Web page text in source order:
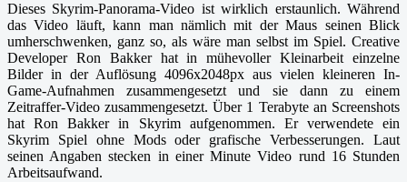
Dieses Skyrim-Panorama-Video ist wirklich erstaunlich. Während
das Video läuft, kann man nämlich mit der Maus seinen Blick
umherschwenken, ganz so, als wäre man selbst im Spiel. Creative
Developer Ron Bakker hat in mühevoller Kleinarbeit einzelne
Bilder in der Auflösung 4096x2048px aus vielen kleineren In-
Game-Aufnahmen zusammengesetzt und sie dann zu einem
Zeitraffer-Video zusammengesetzt. Über 1 Terabyte an Screenshots
hat Ron Bakker in Skyrim aufgenommen. Er verwendete ein
Skyrim Spiel ohne Mods oder grafische Verbesserungen. Laut
seinen Angaben stecken in einer Minute Video rund 16 Stunden
Arbeitsaufwand.